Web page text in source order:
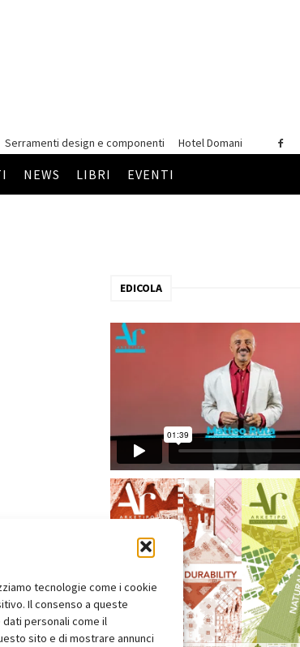
tecnologie come i cookie
Il consenso a queste
personali come il
sito e di mostrare annunci
Serramenti design e componenti Hotel Domani
NEWS LIBRI EVENTI
EDICOLA